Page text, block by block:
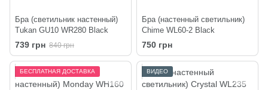
Бра (светильник настенный)
Tukan GU10 WR280 Black
739 грн 840 грн
Бра (настенный светильник)
Chime WL60-2 Black
750 грн
БЕСПЛАТНАЯ ДОСТАВКА ВИДЕО